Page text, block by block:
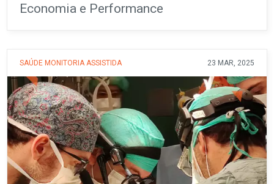
Economia e Performance
SAÚDE MONITORIA ASSISTIDA 23 MAR, 2025